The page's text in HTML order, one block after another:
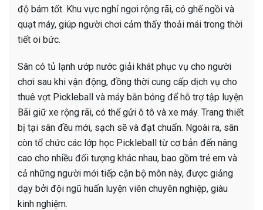
độ bám tốt. Khu vực nghỉ ngơi rộng rãi, có ghế ngồi và
quạt máy, giúp người chơi cảm thấy thoải mái trong thời
tiết oi bức.
Sân có tủ lạnh ướp nước giải khát phục vụ cho người
chơi sau khi vận động, đồng thời cung cấp dịch vụ cho
thuê vợt Pickleball và máy bắn bóng để hỗ trợ tập luyện.
Bãi giữ xe rộng rãi, có thể gửi ô tô và xe máy. Trang thiết
bị tại sân đều mới, sạch sẽ và đạt chuẩn. Ngoài ra, sân
còn tổ chức các lớp học Pickleball từ cơ bản đến nâng
cao cho nhiều đối tượng khác nhau, bao gồm trẻ em và
cả những người mới tiếp cận bộ môn này, được giảng
dạy bởi đội ngũ huấn luyện viên chuyên nghiệp, giàu
kinh nghiệm.